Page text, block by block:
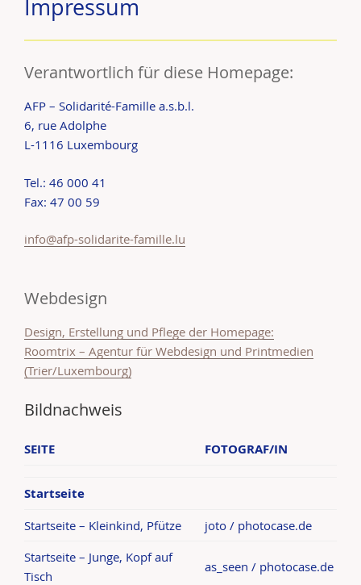
Impressum
Verantwortlich für diese Homepage:
AFP – Solidarité-Famille a.s.b.l.
6, rue Adolphe
L-1116 Luxembourg
Tel.: 46 000 41
Fax: 47 00 59
info@afp-solidarite-famille.lu
Webdesign
Design, Erstellung und Pflege der Homepage:
Roomtrix – Agentur für Webdesign und Printmedien
(Trier/Luxembourg)
Bildnachweis
SEITE FOTOGRAF/IN
Startseite
Startseite – Kleinkind, Pfütze
joto / photocase.de
Startseite – Junge, Kopf auf
Tisch
as_seen / photocase.de